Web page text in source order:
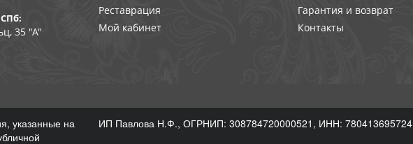
Гарантия и возврат
Контакты
Реставрация
Мой кабинет
35 "А"
указанные на
ИП Павлова Н.Ф., ОГРНИП: 308784720000521, ИНН: 780413695724